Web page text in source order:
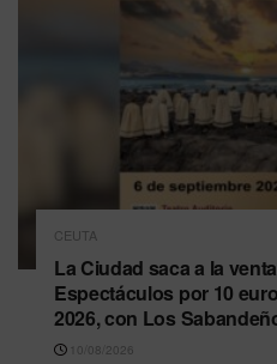
CEUTA
La Ciudad saca a la
Espectáculos por 10
2026, con Los
10/08/2026